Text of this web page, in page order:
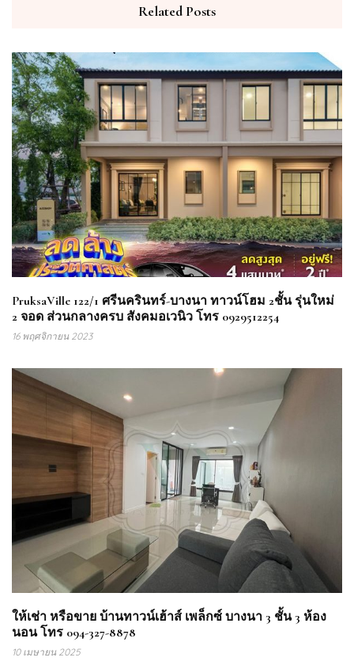
Related Posts
PruksaVille 122/1 ศรีนครินทร์-บางนา ทาวน์โฮม 2ชั้น รุ่นใหม่
2 จอด ส่วนกลางครบ สังคมอเวนิว โทร 0929512254
16 พฤศจิกายน 2023
ให้เช่า หรือขาย บ้านทาวน์เฮ้าส์ เพล็กซ์ บางนา 3 ชั้น 3 ห้อง
นอน โทร 094-327-8878
10 เมษายน 2025